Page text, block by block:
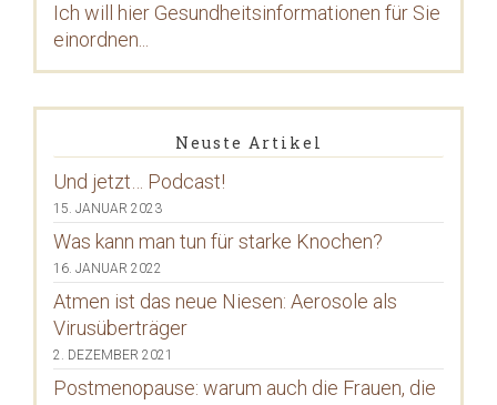
Ich will hier Gesundheitsinformationen für Sie
einordnen...
Neuste Artikel
Und jetzt… Podcast!
15. JANUAR 2023
Was kann man tun für starke Knochen?
16. JANUAR 2022
Atmen ist das neue Niesen: Aerosole als
Virusüberträger
2. DEZEMBER 2021
Postmenopause: warum auch die Frauen, die